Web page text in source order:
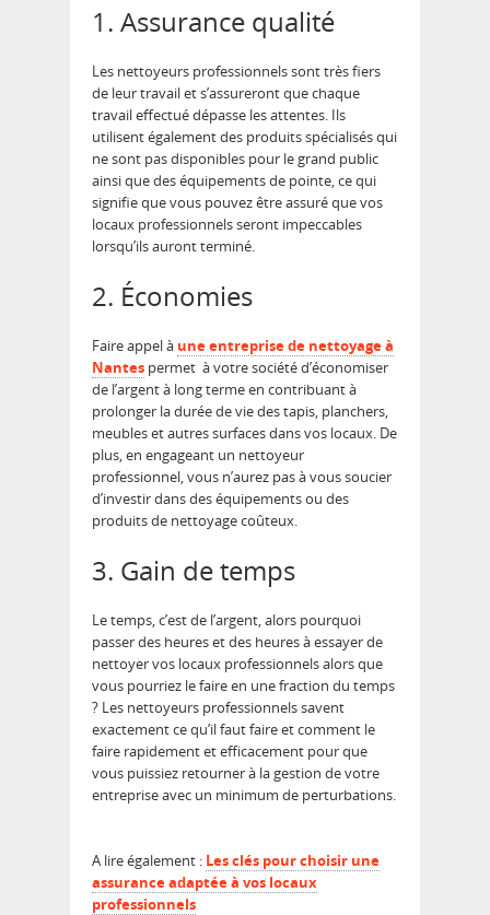
1. Assurance qualité
Les nettoyeurs professionnels sont très fiers
de leur travail et s’assureront que chaque
travail effectué dépasse les attentes. Ils
utilisent également des produits spécialisés qui
ne sont pas disponibles pour le grand public
ainsi que des équipements de pointe, ce qui
signifie que vous pouvez être assuré que vos
locaux professionnels seront impeccables
lorsqu’ils auront terminé.
2. Économies
Faire appel à une entreprise de nettoyage à
Nantes permet à votre société d’économiser
de l’argent à long terme en contribuant à
prolonger la durée de vie des tapis, planchers,
meubles et autres surfaces dans vos locaux. De
plus, en engageant un nettoyeur
professionnel, vous n’aurez pas à vous soucier
d’investir dans des équipements ou des
produits de nettoyage coûteux.
3. Gain de temps
Le temps, c’est de l’argent, alors pourquoi
passer des heures et des heures à essayer de
nettoyer vos locaux professionnels alors que
vous pourriez le faire en une fraction du temps
? Les nettoyeurs professionnels savent
exactement ce qu’il faut faire et comment le
faire rapidement et efficacement pour que
vous puissiez retourner à la gestion de votre
entreprise avec un minimum de perturbations.
A lire également : Les clés pour choisir une
assurance adaptée à vos locaux
professionnels